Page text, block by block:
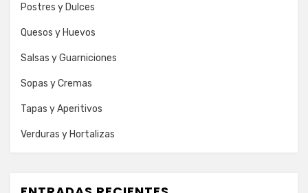
Postres y Dulces
Quesos y Huevos
Salsas y Guarniciones
Sopas y Cremas
Tapas y Aperitivos
Verduras y Hortalizas